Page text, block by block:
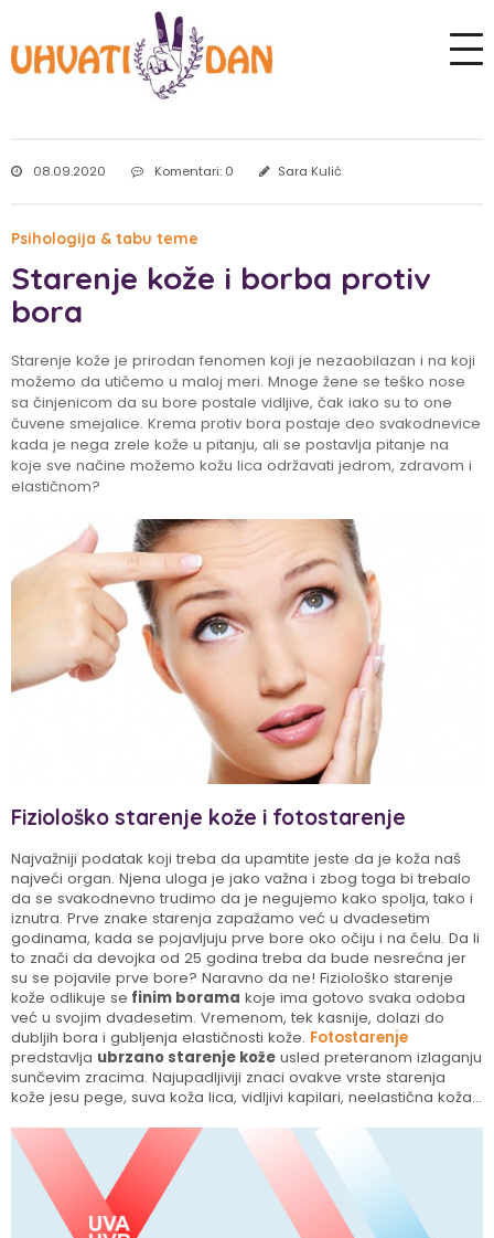
08.09.2020 Komentari: 0 Sara Kulić
Psihologija & tabu teme
Starenje kože i borba protiv
bora
Starenje kože je prirodan fenomen koji je nezaobilazan i na koji
možemo da utičemo u maloj meri. Mnoge žene se teško nose
sa činjenicom da su bore postale vidljive, čak iako su to one
čuvene smejalice. Krema protiv bora postaje deo svakodnevice
kada je nega zrele kože u pitanju, ali se postavlja pitanje na
koje sve načine možemo kožu lica održavati jedrom, zdravom i
elastičnom?
Fiziološko starenje kože i fotostarenje
Najvažniji podatak koji treba da upamtite jeste da je koža naš
najveći organ. Njena uloga je jako važna i zbog toga bi trebalo
da se svakodnevno trudimo da je negujemo kako spolja, tako i
iznutra. Prve znake starenja zapažamo već u dvadesetim
godinama, kada se pojavljuju prve bore oko očiju i na čelu. Da li
to znači da devojka od 25 godina treba da bude nesrećna jer
su se pojavile prve bore? Naravno da ne! Fiziološko starenje
kože odlikuje se finim borama koje ima gotovo svaka odoba
već u svojim dvadesetim. Vremenom, tek kasnije, dolazi do
dubljih bora i gubljenja elastičnosti kože. Fotostarenje
predstavlja ubrzano starenje kože usled preteranom izlaganju
sunčevim zracima. Najupadljiviji znaci ovakve vrste starenja
kože jesu pege, suva koža lica, vidljivi kapilari, neelastična koža...